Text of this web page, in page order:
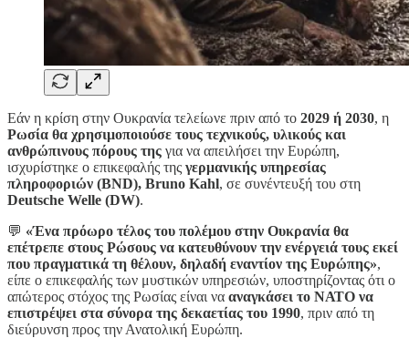
Εάν η κρίση στην Ουκρανία τελείωνε πριν από το 2029 ή 2030, η
Ρωσία θα χρησιμοποιούσε τους τεχνικούς, υλικούς και
ανθρώπινους πόρους της για να απειλήσει την Ευρώπη,
ισχυρίστηκε ο επικεφαλής της γερμανικής υπηρεσίας
πληροφοριών (BND), Bruno Kahl, σε συνέντευξή του στη
Deutsche Welle (DW).
💬 «Ένα πρόωρο τέλος του πολέμου στην Ουκρανία θα
επέτρεπε στους Ρώσους να κατευθύνουν την ενέργειά τους εκεί
που πραγματικά τη θέλουν, δηλαδή εναντίον της Ευρώπης»,
είπε ο επικεφαλής των μυστικών υπηρεσιών, υποστηρίζοντας ότι ο
απώτερος στόχος της Ρωσίας είναι να αναγκάσει το ΝΑΤΟ να
επιστρέψει στα σύνορα της δεκαετίας του 1990, πριν από τη
διεύρυνση προς την Ανατολική Ευρώπη.